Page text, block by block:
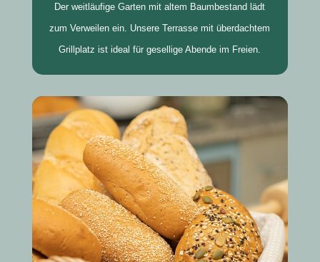
Der weitläufige Garten mit altem Baumbestand lädt
zum Verweilen ein. Unsere Terrasse mit überdachtem
Grillplatz ist ideal für gesellige Abende im Freien.